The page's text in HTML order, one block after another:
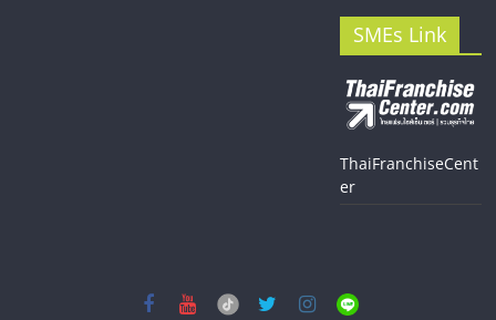
SMEs Link
ThaiFranchiseCent
er